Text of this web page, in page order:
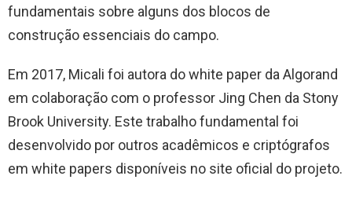
fundamentais sobre alguns dos blocos de
construção essenciais do campo.
Em 2017, Micali foi autora do white paper da Algorand
em colaboração com o professor Jing Chen da Stony
Brook University. Este trabalho fundamental foi
desenvolvido por outros acadêmicos e criptógrafos
em white papers disponíveis no site oficial do projeto.